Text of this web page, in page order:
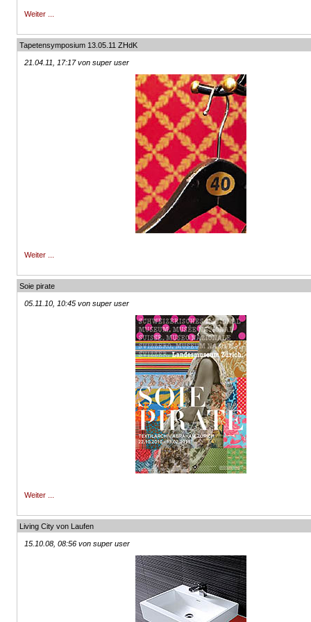
Weiter ...
Tapetensymposium 13.05.11 ZHdK
21.04.11, 17:17 von super user
Weiter ...
Soie pirate
05.11.10, 10:45 von super user
Weiter ...
Living City von Laufen
15.10.08, 08:56 von super user